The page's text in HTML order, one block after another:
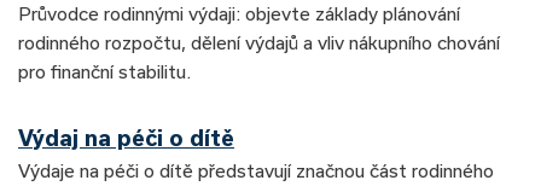
Průvodce rodinnými výdaji: objevte základy plánování
rodinného rozpočtu, dělení výdajů a vliv nákupního chování
pro finanční stabilitu.
Výdaj na péči o dítě
Výdaje na péči o dítě představují značnou část rodinného